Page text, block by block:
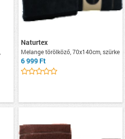
Naturtex
Melange törölköző, 70x140cm, szürke
6 999 Ft